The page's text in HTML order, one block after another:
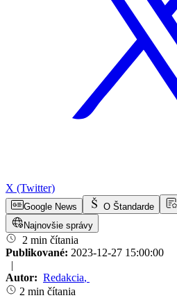
X (Twitter)
Google News O Štandarde
Najnovšie správy
2 min čítania
Publikované: 2023-12-27 15:00:00
|
Autor: Redakcia,
2 min čítania